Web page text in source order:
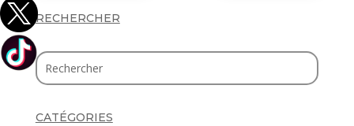
RECHERCHER
CATÉGORIES